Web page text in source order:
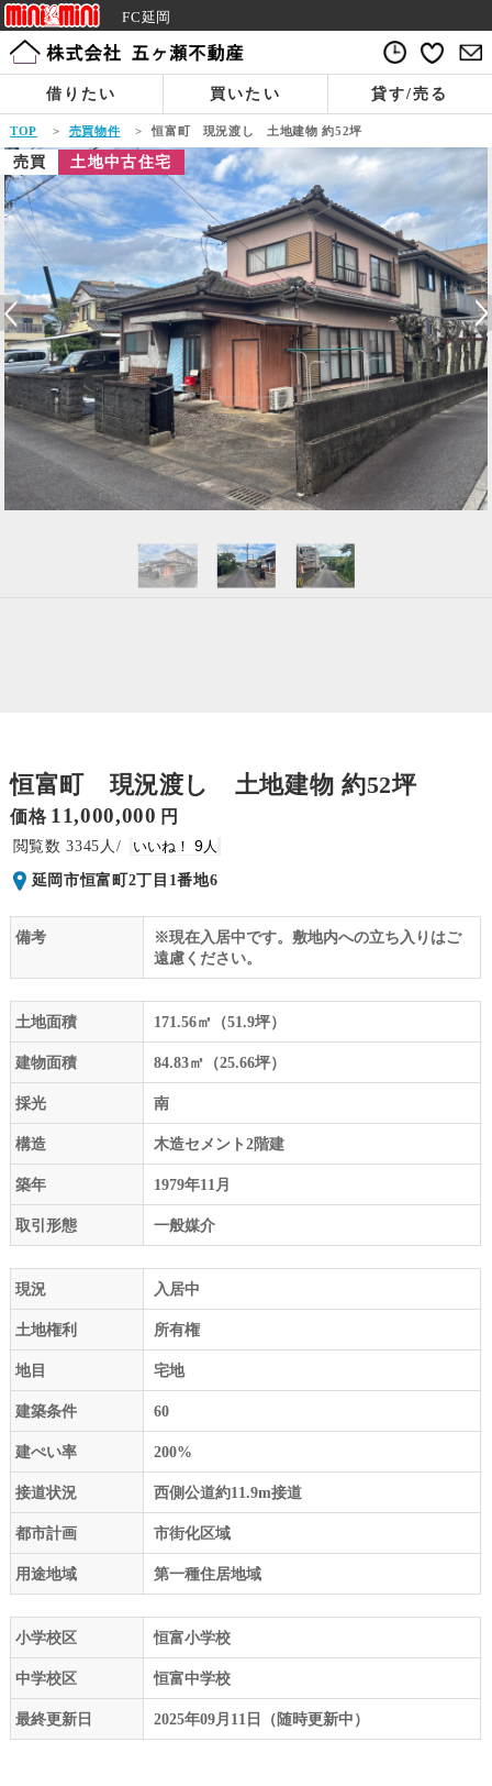
FC延岡
借りたい 買いたい 貸す/売る
TOP > 売買物件 > 恒富町 現況渡し 土地建物 約52坪
売買 土地中古住宅
恒富町 現況渡し 土地建物 約52坪
価格 11,000,000 円
3345
9
延岡市恒富町2丁目1番地6
備考
※現在入居中です。敷地内への立ち入りはご
遠慮ください。
土地面積 171.56㎡（51.9坪）
建物面積 84.83㎡（25.66坪）
採光 南
構造 木造セメント2階建
築年 1979年11月
取引形態 一般媒介
現況 入居中
土地権利 所有権
地目 宅地
建築条件 60
建ぺい率 200%
接道状況 西側公道約11.9m接道
都市計画 市街化区域
用途地域 第一種住居地域
小学校区 恒富小学校
中学校区 恒富中学校
最終更新日 2025年09月11日（随時更新中）